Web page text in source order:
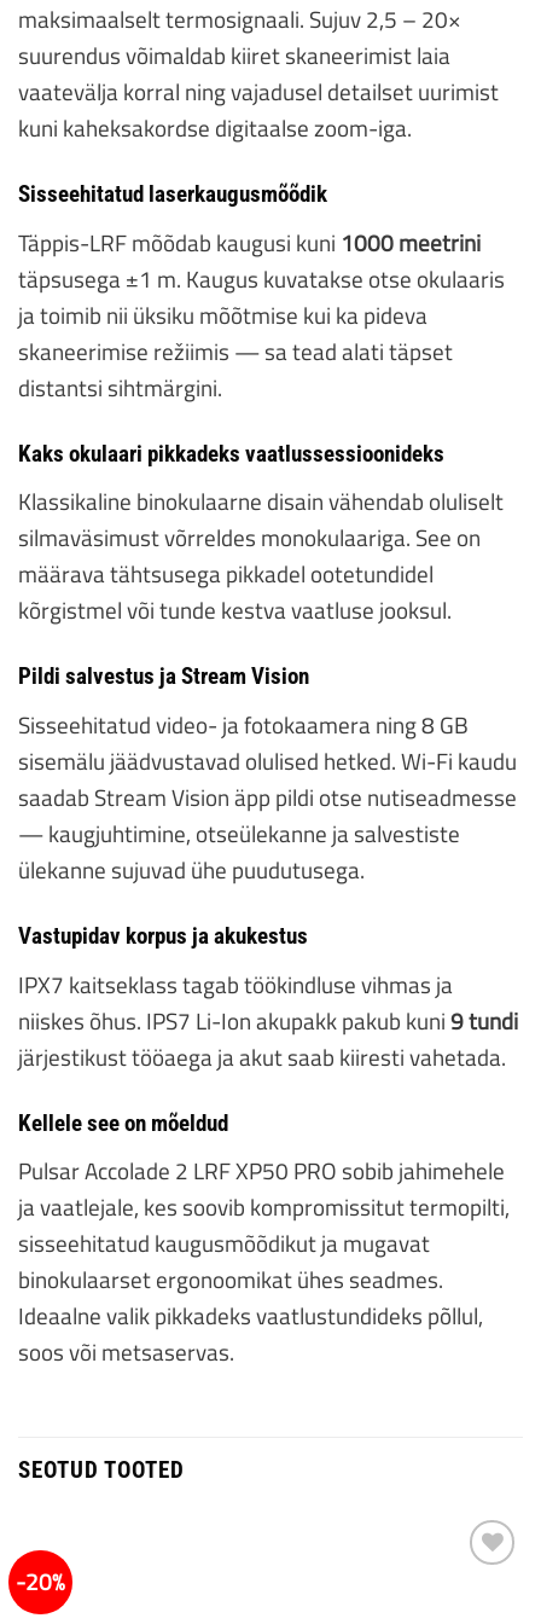
maksimaalselt termosignaali. Sujuv 2,5 – 20×
suurendus võimaldab kiiret skaneerimist laia
vaatevälja korral ning vajadusel detailset uurimist
kuni kaheksakordse digitaalse zoom-iga.
Sisseehitatud laserkaugusmõõdik
Täppis-LRF mõõdab kaugusi kuni 1000 meetrini
täpsusega ±1 m. Kaugus kuvatakse otse okulaaris
ja toimib nii üksiku mõõtmise kui ka pideva
skaneerimise režiimis — sa tead alati täpset
distantsi sihtmärgini.
Kaks okulaari pikkadeks vaatlussessioonideks
Klassikaline binokulaarne disain vähendab oluliselt
silmaväsimust võrreldes monokulaariga. See on
määrava tähtsusega pikkadel ootetundidel
kõrgistmel või tunde kestva vaatluse jooksul.
Pildi salvestus ja Stream Vision
Sisseehitatud video- ja fotokaamera ning 8 GB
sisemälu jäädvustavad olulised hetked. Wi-Fi kaudu
saadab Stream Vision äpp pildi otse nutiseadmesse
— kaugjuhtimine, otseülekanne ja salvestiste
ülekanne sujuvad ühe puudutusega.
Vastupidav korpus ja akukestus
IPX7 kaitseklass tagab töökindluse vihmas ja
niiskes õhus. IPS7 Li-Ion akupakk pakub kuni9 tundi
järjestikust tööaega ja akut saab kiiresti vahetada.
Kellele see on mõeldud
Pulsar Accolade 2 LRF XP50 PRO sobib jahimehele
ja vaatlejale, kes soovib kompromissitut termopilti,
sisseehitatud kaugusmõõdikut ja mugavat
binokulaarset ergonoomikat ühes seadmes.
Ideaalne valik pikkadeks vaatlustundideks põllul,
soos või metsaservas.
Küsimus / Tagasiside
SEOTUD TOOTED
-20%